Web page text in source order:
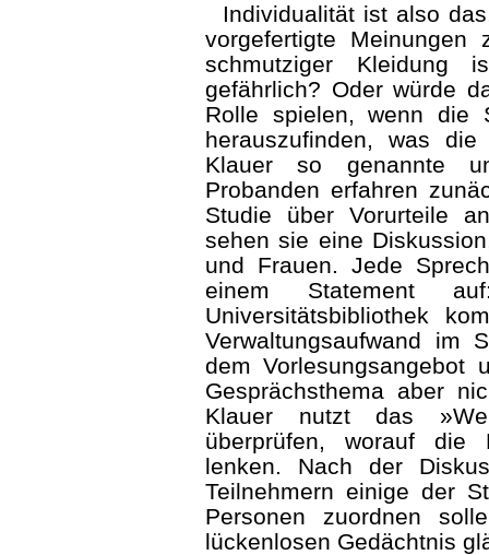
Individualität ist also
vorgefertigte
schmutziger Kleidung
gefährlich? Oder würde
Rolle spielen, wenn die
herauszufinden, was
Klauer so genannte
Probanden erfahren
Studie über Vorurteile
sehen sie eine
und Frauen. Jede
einem Statement
Universitätsbibliothek
Verwaltungsaufwand im
dem Vorlesungsangebot
Gesprächsthema aber
Klauer nutzt das
überprüfen, worauf die
lenken. Nach der
Teilnehmern einige der
Personen zuordnen
lückenlosen Gedächtnis